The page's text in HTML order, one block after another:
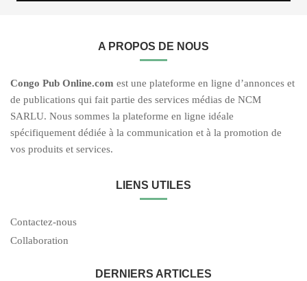
A PROPOS DE NOUS
Congo Pub Online.com est une plateforme en ligne d’annonces et
de publications qui fait partie des services médias de NCM
SARLU. Nous sommes la plateforme en ligne idéale
spécifiquement dédiée à la communication et à la promotion de
vos produits et services.
LIENS UTILES
Contactez-nous
Collaboration
DERNIERS ARTICLES